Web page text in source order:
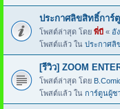
ประกาศลิขสิทธิ์การ์
โพสต์ล่าสุด โดย พี่บี « อั
โพสต์แล้ว ใน ประกาศลิ
[รีวิว] ZOOM
โพสต์ล่าสุด โดย
โพสต์แล้ว ใน การ์ตูนผู้ช